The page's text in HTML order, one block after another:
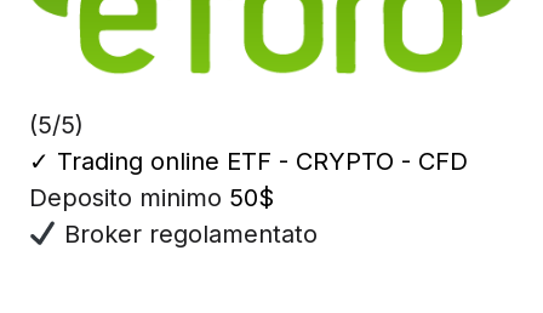
(5/5)
✓ Trading online ETF - CRYPTO - CFD
Deposito minimo 50$
Broker regolamentato